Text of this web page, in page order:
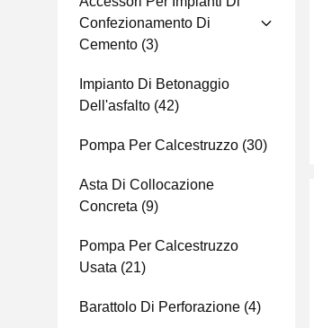
Confezionamento Di
Cemento (3)
Impianto Di Betonaggio
Dell'asfalto (42)
Pompa Per Calcestruzzo (30)
Asta Di Collocazione
Concreta (9)
Pompa Per Calcestruzzo
Usata (21)
Barattolo Di Perforazione (4)